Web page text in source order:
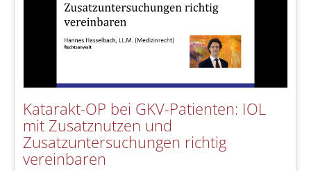
Katarakt-OP bei GKV-Patienten: IOL
mit Zusatznutzen und
Zusatzuntersuchungen richtig
vereinbaren